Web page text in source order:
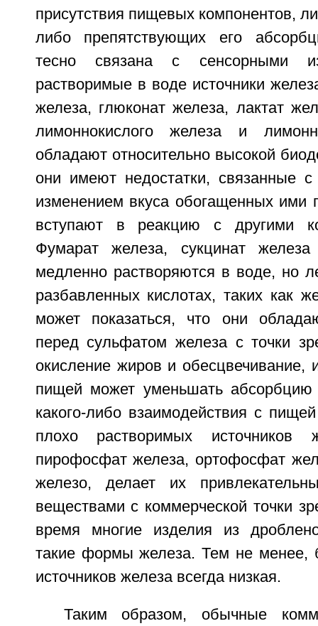
присутствия пищевых компонентов,
либо препятствующих его
тесно связана с сенсорными
растворимые в воде источники
железа, глюконат железа, лактат
лимоннокислого железа и
обладают относительно высокой
они имеют недостатки, связанные
изменением вкуса обогащенных ими
вступают в реакцию с другими
Фумарат железа, сукцинат
медленно растворяются в воде, но
разбавленных кислотах, таких как
может показаться, что они
перед сульфатом железа с точки
окисление жиров и обесцвечивание,
пищей может уменьшать абсорбцию
какого-либо взаимодействия с
плохо растворимых источников
пирофосфат железа, ортофосфат
железо, делает их
веществами с коммерческой точки
время многие изделия из
такие формы железа. Тем не менее,
источников железа всегда низкая.
Таким образом, обычные